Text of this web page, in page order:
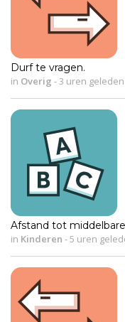
Durf te vragen.
in Overig -3 uren geleden
Afstand tot
in Kinderen -5 uren